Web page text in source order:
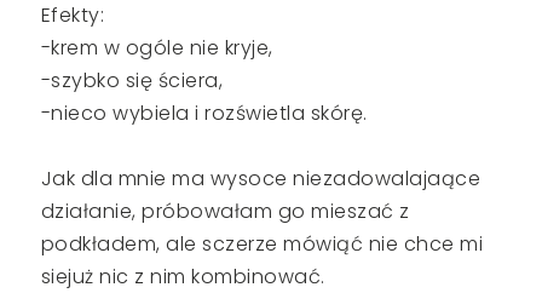
Efekty:
-krem w ogóle nie kryje,
-szybko się ściera,
-nieco wybiela i rozświetla skórę.
Jak dla mnie ma wysoce niezadowalajaące
działanie, próbowałam go mieszać z
podkładem, ale sczerze mówiąć nie chce mi
siejuż nic z nim kombinować.